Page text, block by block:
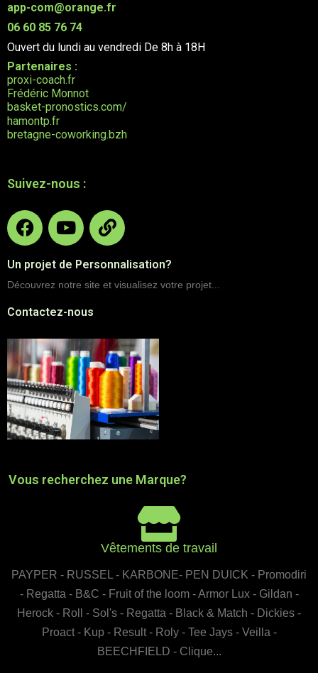
app-com@orange.fr
06 60 85 76 74
Ouvert du lundi au vendredi De 8h à 18H
Partenaires :
proxi-coach.fr
Frédéric Monnot
basket-pronostics.com/
hamontp.fr
bretagne-coworking.bzh
Suivez-nous :
Un projet de Personnalisation?
Découvrez notre site et visualisez votre projet...
Contactez-nous
Vous recherchez une Marque?
Vêtements de travail
PAYPER - RUSSEL - KARBONE- PEN DUICK - Promodiri
- Regatta - B&C - Fruit of the loom - Armor Lux - Gildan -
Herock - Roll - Sol's - Regatta - Black & Match - Dickies -
Proact - Kup - Result - Roly - Tee Jays - Veilla -
BEECHFIELD - Clique...